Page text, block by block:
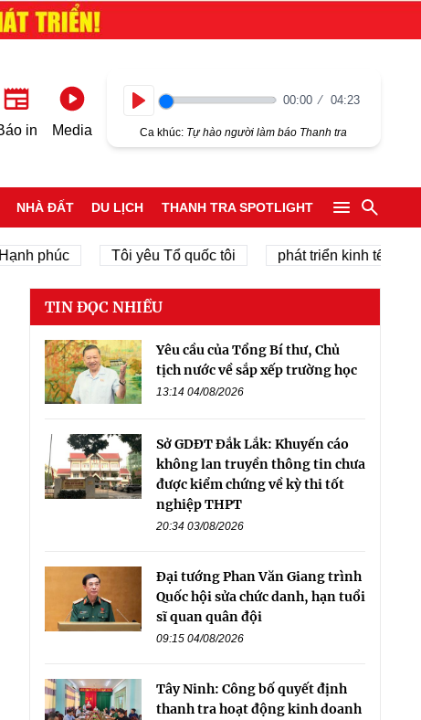
in Media
00:00 04:23
Ca khúc: Tự hào người làm báo Thanh tra
NHÀ ĐẤT DU LỊCH THANH TRA SPOTLIGHT
Tôi yêu Tổ quốc tôi phát triển kinh tế tư nhân
TIN ĐỌC NHIỀU
Yêu cầu của Tổng Bí thư, Chủ
tịch nước về sắp xếp trường học
13:14 04/08/2026
Sở GDĐT Đắk Lắk: Khuyến cáo
không lan truyền thông tin chưa
được kiểm chứng về kỳ thi tốt
nghiệp THPT
20:34 03/08/2026
Đại tướng Phan Văn Giang trình
Quốc hội sửa chức danh, hạn tuổi
sĩ quan quân đội
09:15 04/08/2026
Tây Ninh: Công bố quyết định
thanh tra hoạt động kinh doanh